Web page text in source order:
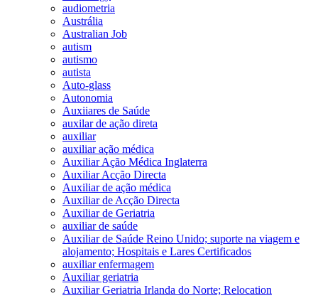
audiometria
Austrália
Australian Job
autism
autismo
autista
Auto-glass
Autonomia
Auxiiares de Saúde
auxilar de ação direta
auxiliar
auxiliar ação médica
Auxiliar Ação Médica Inglaterra
Auxiliar Acção Directa
Auxiliar de ação médica
Auxiliar de Acção Directa
Auxiliar de Geriatria
auxiliar de saúde
Auxiliar de Saúde Reino Unido; suporte na viagem e
alojamento; Hospitais e Lares Certificados
auxiliar enfermagem
Auxiliar geriatria
Auxiliar Geriatria Irlanda do Norte; Relocation